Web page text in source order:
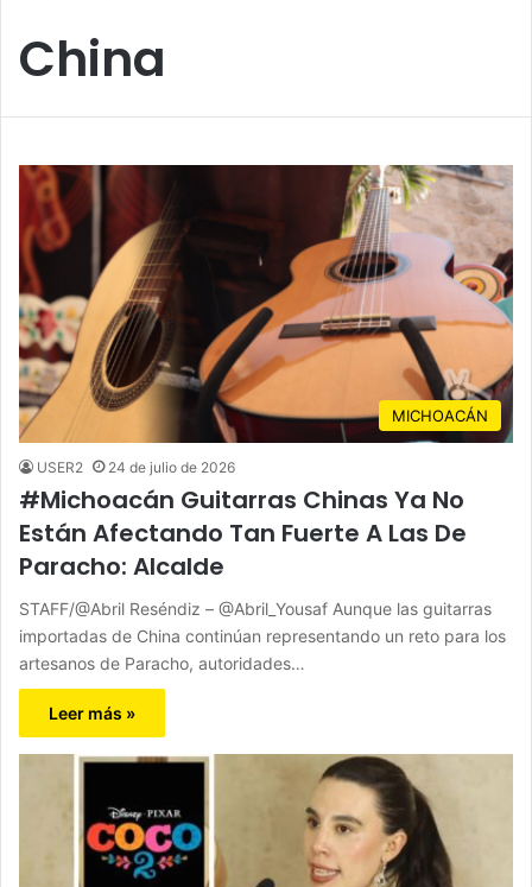
China
MICHOACÁN
USER2 24 de julio de 2026
#Michoacán Guitarras Chinas Ya No
Están Afectando Tan Fuerte A Las De
Paracho: Alcalde
STAFF/@Abril Reséndiz – @Abril_Yousaf Aunque las guitarras
importadas de China continúan representando un reto para los
artesanos de Paracho, autoridades…
Leer más »